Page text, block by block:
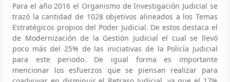
Para el año 2016 el Organismo de Investigación Judicial se
trazó la cantidad de 1028 objetivos alineados a los Temas
Estratégicos propios del Poder Judicial. De estos destaca el
de Modernización de la Gestión Judicial el cual se llevó
poco más del 25% de las iniciativas de la Policía Judicial
para este periodo. De igual forma es importante
mencionar los esfuerzos que se piensan realizar para